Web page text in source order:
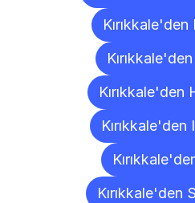
Kırıkkale'den
Kırıkkale'den